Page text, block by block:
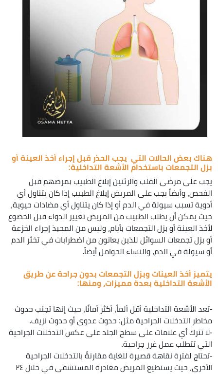
هناك بعض الحالات التي يجب الحذر قبل إجراء أخذ العينة أو
بزل التجمعات باستخدام الأشعة التداخلية:
يجب على مرضى القلب والرئتين إبلاغ الطبيب بمرضهم قبل
الفحص، وأيضاً يجب على المريض إبلاغ الطبيب إذا كان يتناول أي
أدوية تسبب سيولة في الدم أو إذا كان يتناول أي مضادات حيوية،
حيث يمكن أن يطلب الطبيب من المريض تغيير الدواء قبل الخضوع
لأخذ العينة أو بزل التجمعات بأيام، وليس من المحبذ إجراء الخزعة
أو بزل تجمعات السوائل للذين يعانون من اضطرابات في تخثر الدم
أو سيولة في الدم، والنساء الحوامل أيضاً.
يتميز أخذ العينات وبزل التجمعات بدون جراحة عن طريق
الأشعة التداخلية بعدة مميزات، ومنها:
-تعد الأشعة التداخلية أقل ألماً، أكثر أمانًا، حيث إنها تجنب حدوث
مخاطر التدخلات الجراحية مثل: حدوث عدوى أو حدوث نزيف.
-لا تترك أي علامات على سطح الجلد على عكس التدخلات الجراحية
التي تتطلب عمل غرز جراحية.
-تحتاج لفترة نقاهة قصيرة للغاية مقارنةً بالتدخلات الجراحية
الأخرى، حيث يستطيع المريض مغادرة المستشفى في خلال ٢٤